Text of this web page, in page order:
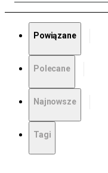
Powiązane
Polecane
Najnowsze
Tagi